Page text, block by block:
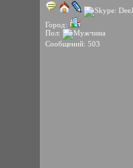
Город:
Пол:
Сообщений: 503